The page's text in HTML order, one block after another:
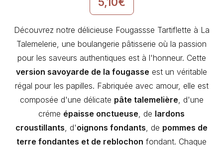
Découvrez notre délicieuse Fougassse Tartiflette à La
Talemelerie, une boulangerie pâtisserie où la passion
pour les saveurs authentiques est à l'honneur. Cette
version savoyarde de la fougasse est un véritable
régal pour les papilles. Fabriquée avec amour, elle est
composée d'une délicate pâte talemelière , d'une
créme épaisse onctueuse , de lardons
croustillants , d'oignons fondants , de pommes de
terre fondantes et de reblochon fondant. Chaque